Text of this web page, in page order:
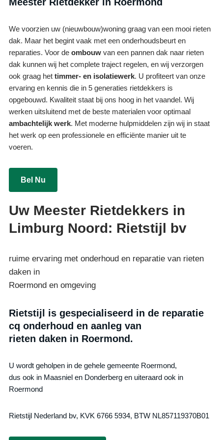
We voorzien uw (nieuwbouw)woning graag van een mooi rieten
dak. Maar het begint vaak met een onderhoudsbeurt en
reparaties. Voor deombouw van een pannen dak naar rieten
dak kunnen wij het complete traject regelen, en wij verzorgen
ook graag hettimmer- en isolatiewerk. U profiteert van onze
ervaring en kennis die in 5 generaties rietdekkers is
opgebouwd. Kwaliteit staat bij ons hoog in het vaandel. Wij
werken uitsluitend met de beste materialen voor optimaal
ambachtelijk werk. Met moderne hulpmiddelen zijn wij in staat
het werk op een professionele en efficiënte manier uit te
voeren.
Bel Nu
Uw Meester Rietdekkers in
Limburg Noord: Rietstijl bv
ruime ervaring met onderhoud en reparatie van rieten
daken in
Roermond en omgeving
Rietstijl is gespecialiseerd in de reparatie
cq onderhoud en aanleg van
rieten daken in Roermond.
U wordt geholpen in de gehele gemeente Roermond,
dus ook in Maasniel en Donderberg en uiteraard ook in
Roermond
Rietstijl Nederland bv, KVK 6766 5934, BTW NL857119370B01